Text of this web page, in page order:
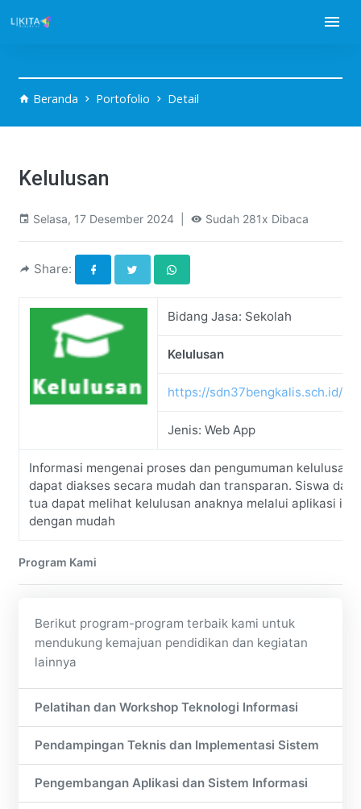
Beranda Portofolio Detail
Kelulusan
Selasa, 17 Desember 2024 | Sudah 281x Dibaca
Share:
Bidang Jasa: Sekolah
Kelulusan
https://sdn37bengkalis.sch.id/
Jenis: Web App
Informasi mengenai proses dan pengumuman kelulusan
dapat diakses secara mudah dan transparan. Siswa dan
tua dapat melihat kelulusan anaknya melalui aplikasi ini
dengan mudah
Program Kami
Berikut program-program terbaik kami untuk
mendukung kemajuan pendidikan dan kegiatan
lainnya
Pelatihan dan Workshop Teknologi Informasi
Pendampingan Teknis dan Implementasi Sistem
Pengembangan Aplikasi dan Sistem Informasi